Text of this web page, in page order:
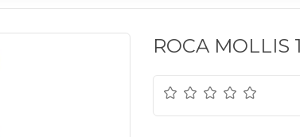
ROCA MOLLIS